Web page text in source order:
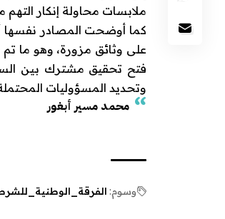
ملابسات محاولة إنكار
كما أوضحت المصادر نفسها
على وثائق مزورة، وهو ما
فتح تحقيق مشترك بين
وتحديد المسؤوليات
محمد مسير أبغور
وسوم: